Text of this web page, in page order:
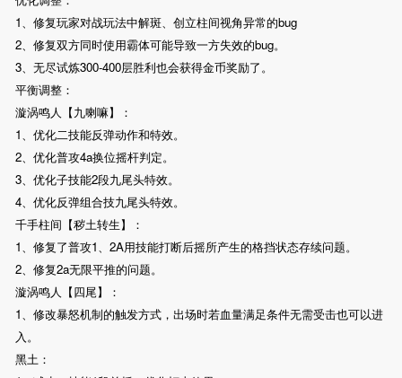
1、修复玩家对战玩法中解斑、创立柱间视角异常的bug
2、修复双方同时使用霸体可能导致一方失效的bug。
3、无尽试炼300-400层胜利也会获得金币奖励了。
平衡调整：
漩涡鸣人【九喇嘛】：
1、优化二技能反弹动作和特效。
2、优化普攻4a换位摇杆判定。
3、优化子技能2段九尾头特效。
4、优化反弹组合技九尾头特效。
千手柱间【秽土转生】：
1、修复了普攻1、2A用技能打断后摇所产生的格挡状态存续问题。
2、修复2a无限平推的问题。
漩涡鸣人【四尾】：
1、修改暴怒机制的触发方式，出场时若血量满足条件无需受击也可以进
入。
黑土：